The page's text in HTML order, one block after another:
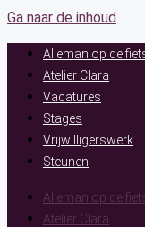
Ga naar de inhoud
Alleman op de
Atelier Clara
Vacatures
Stages
Vrijwilligerswerk
Steunen
Alleman op de
Atelier Clara